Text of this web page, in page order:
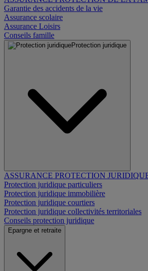
Garantie des accidents de la vie
Assurance scolaire
Assurance Loisirs
Conseils famille
Protection juridique
ASSURANCE PROTECTION
Protection juridique particuliers
Protection juridique immobilière
Protection juridique courtiers
Protection juridique collectivités territoriales
Conseils protection juridique
Epargne et retraite